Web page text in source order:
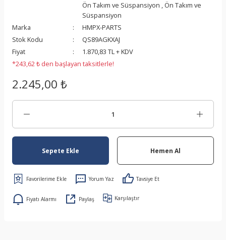
Ön Takım ve Süspansiyon , Ön Takım ve
Süspansiyon
Marka
HMPX-PARTS
Stok Kodu
QS89AGKXAJ
Fiyat
1.870,83 TL + KDV
*243,62 ₺ den başlayan taksitlerle!
2.245,00 ₺
Sepete Ekle Hemen Al
Yorum Yaz Tavsiye Et
Fiyatı Alarmı Paylaş Karşılaştır